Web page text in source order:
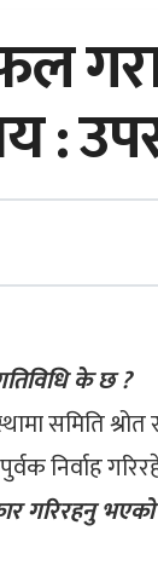
:
के छ ?
समिति
निर्वाह
गरिरहनु